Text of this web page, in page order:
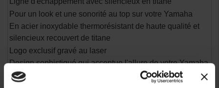
Pour un look et une sonorité au top sur votre Yamaha
En acier inoxydable thermorésistant de haute qualité et
silencieux recouvert de titane
Logo exclusif gravé au laser
Design sophistiqué qui accentue l'allure de votre Yamaha
Sonorité travaillée